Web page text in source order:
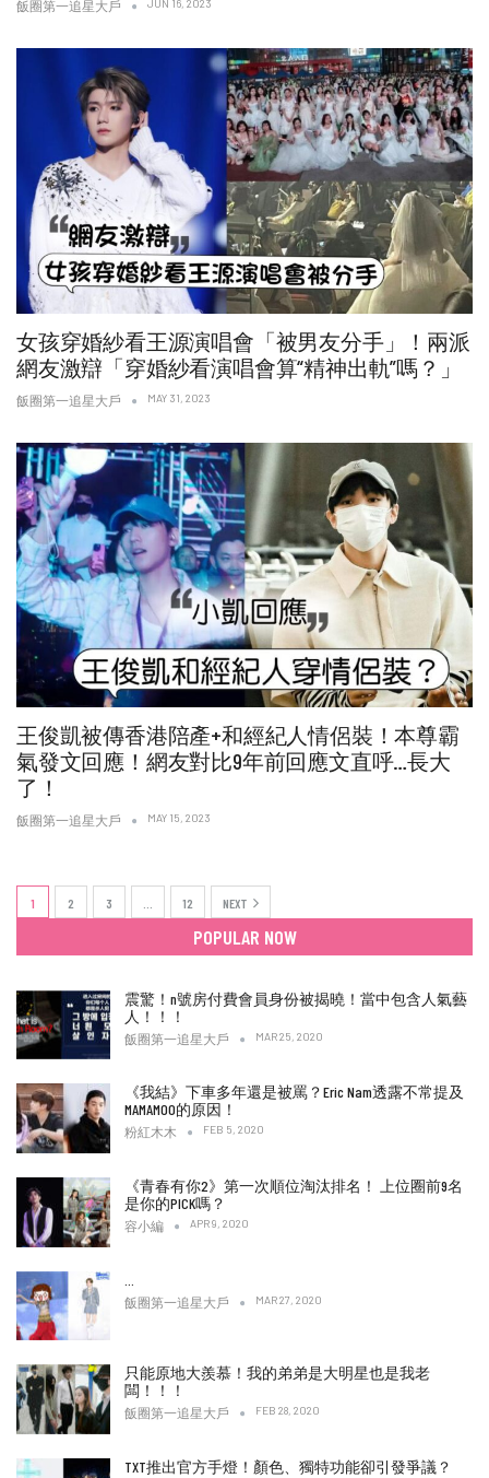
飯圈第一追星大戶 JUN 16, 2023
女孩穿婚紗看王源演唱會「被男友分手」！兩派
網友激辯「穿婚紗看演唱會算“精神出軌”嗎？」
飯圈第一追星大戶 MAY 31, 2023
王俊凱被傳香港陪產+和經紀人情侶裝！本尊霸
氣發文回應！網友對比9年前回應文直呼…長大
了！
飯圈第一追星大戶 MAY 15, 2023
1 2 3 12 NEXT
POPULAR NOW
震驚！n號房付費會員身份被揭曉！當中包含人氣藝
人！！！
飯圈第一追星大戶 MAR 25, 2020
《我結》下車多年還是被罵？Eric Nam透露不常提及
MAMAMOO的原因！
粉紅木木 FEB 5, 2020
《青春有你2》第一次順位淘汰排名！ 上位圈前9名
是你的PICK嗎？
容小編 APR 9, 2020
飯圈第一追星大戶 MAR 27, 2020
只能原地大羨慕！我的弟弟是大明星也是我老
闆！！！
飯圈第一追星大戶 FEB 28, 2020
TXT推出官方手燈！顏色、獨特功能卻引發爭議？